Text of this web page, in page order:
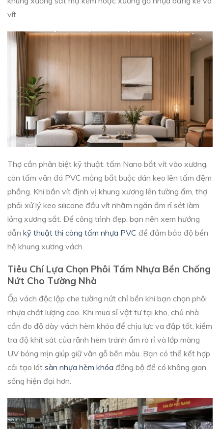
vít.
Thợ cần phân biệt kỹ thuật: tấm Nano bắt vít vào xương,
còn tấm vân đá PVC mỏng bắt buộc dán keo lên tấm đệm
phẳng. Khi bắn vít định vị khung xương lên tường ẩm, thợ
phải xử lý keo silicone đầu vít nhằm ngăn ẩm rỉ sét làm
lỏng xương sắt. Để công trình đẹp, bạn nên xem hướng
dẫn kỹ thuật thi công tấm nhựa PVC để đảm bảo độ bền
hệ khung xương vách.
Tiêu Chí Lựa Chọn Phôi Tấm Nhựa Bền Chống
Nứt Cho Tường Nhà
Ốp vách độc lập che tường nứt chỉ bền khi bạn chọn phôi
nhựa chất lượng cao. Khi mua sỉ vật tư tại kho, chủ nhà
cần đo độ dày vách hèm khóa để chịu lực va đập tốt, kiểm
tra độ khít sát của rãnh hèm tránh ẩm rò rỉ và lớp màng
UV bóng mịn giúp giữ vân gỗ bền màu. Bạn có thể kết hợp
cải tạo lót sàn nhựa hèm khóa đồng bộ để có không gian
sống hiện đại hơn.